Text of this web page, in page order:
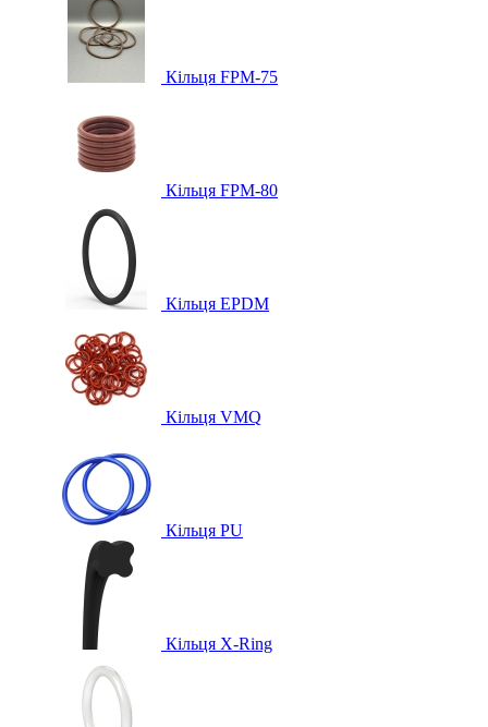
Кільця FPM-75
Кільця FPM-80
Кільця EPDM
Кільця VMQ
Кільця PU
Кільця X-Ring